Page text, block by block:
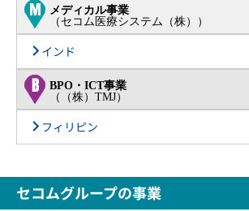
メディカル事業
（セコム医療システム（株））
インド
BPO・ICT事業
（（株）TMJ）
フィリピン
セコムグループの事業